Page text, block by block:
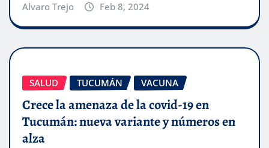
Alvaro Trejo Feb 8, 2024
SALUD TUCUMÁN VACUNA
Crece la amenaza de la covid-19 en
Tucumán: nueva variante y números en
alza